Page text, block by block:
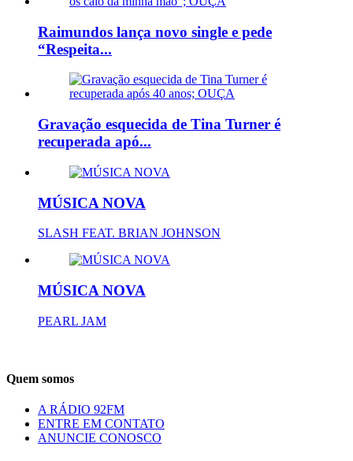
Raimundos lança novo single e pede
“Respeita...
Gravação esquecida de Tina Turner é
recuperada apó...
MÚSICA NOVA
SLASH FEAT. BRIAN JOHNSON
MÚSICA NOVA
PEARL JAM
Quem somos
A RÁDIO 92FM
ENTRE EM CONTATO
ANUNCIE CONOSCO